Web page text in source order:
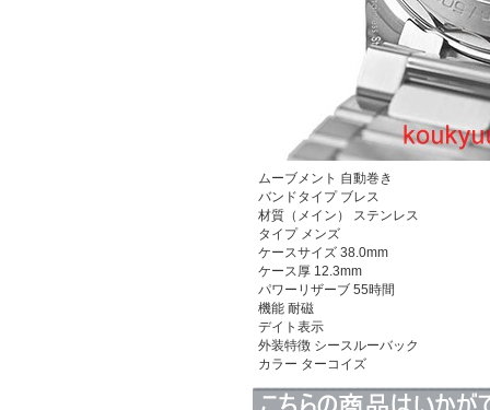
ムーブメント 自動巻き
バンドタイプ ブレス
材質（メイン） ステンレス
タイプ メンズ
ケースサイズ 38.0mm
ケース厚 12.3mm
パワーリザーブ 55時間
機能 耐磁
デイト表示
外装特徴 シースルーバック
カラー ターコイズ